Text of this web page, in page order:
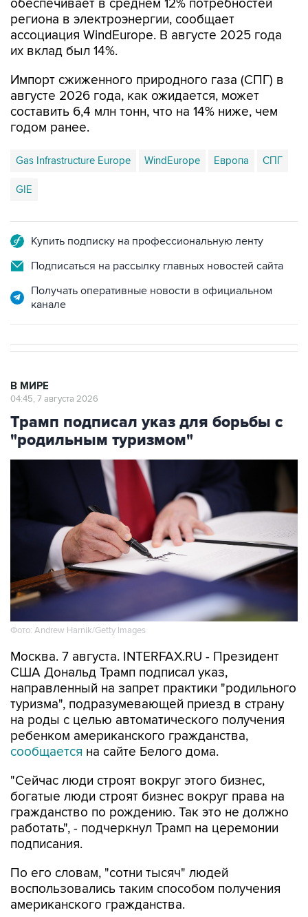
обеспечивает в среднем 12% потребностей
региона в электроэнергии, сообщает
ассоциация WindEurope. В августе 2025 года
их вклад был 14%.
Импорт сжиженного природного газа (СПГ) в
августе 2026 года, как ожидается, может
составить 6,4 млн тонн, что на 14% ниже, чем
годом ранее.
Gas Infrastructure Europe WindEurope Европа СПГ
GIE
Купить подписку на профессиональную ленту
Подписаться на рассылку главных новостей сайта
Получать оперативные новости в официальном
канале
В МИРЕ
04:45, 7 августа 2026
Трамп подписал указ для борьбы с
"родильным туризмом"
Фото: Andrew Harnik/Getty Images
Москва. 7 августа. INTERFAX.RU - Президент
США Дональд Трамп подписал указ,
направленный на запрет практики "родильного
туризма", подразумевающей приезд в страну
на роды с целью автоматического получения
ребенком американского гражданства,
сообщается на сайте Белого дома.
"Сейчас люди строят вокруг этого бизнес,
богатые люди строят бизнес вокруг права на
гражданство по рождению. Так это не должно
работать", - подчеркнул Трамп на церемонии
подписания.
По его словам, "сотни тысяч" людей
воспользовались таким способом получения
американского гражданства.